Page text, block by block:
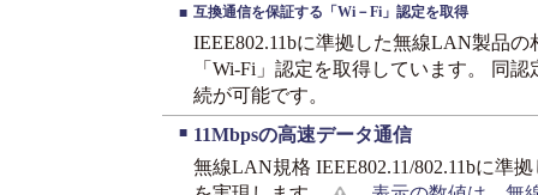
■ 互換通信を保証する「Wi－Fi」認定を取得
IEEE802.11bに準拠した無線LAN製品
「Wi-Fi」認定を取得しています。 同
続が可能です。
■ 11Mbpsの高速データ通信
無線LAN規格 IEEE802.11/802.11bに準